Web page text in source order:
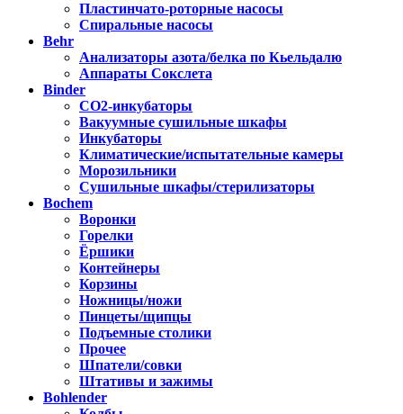
Пластинчато-роторные насосы
Спиральные насосы
Behr
Анализаторы азота/белка по Кьельдалю
Аппараты Сокслета
Binder
CO2-инкубаторы
Вакуумные сушильные шкафы
Инкубаторы
Климатические/испытательные камеры
Морозильники
Сушильные шкафы/стерилизаторы
Bochem
Воронки
Горелки
Ёршики
Контейнеры
Корзины
Ножницы/ножи
Пинцеты/щипцы
Подъемные столики
Прочее
Шпатели/совки
Штативы и зажимы
Bohlender